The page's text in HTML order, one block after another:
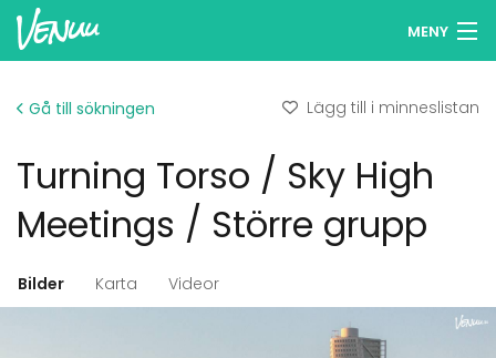
MENY
Logga in
Svenska
Lägg till din lokal
Gå till sökningen Lägg till i minneslistan
Turning Torso / Sky High
Meetings / Större grupp
Bilder Karta Videor